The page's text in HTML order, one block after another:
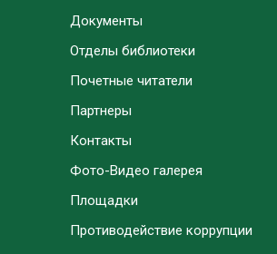
Документы
Отделы библиотеки
Почетные читатели
Партнеры
Контакты
Фото-Видео галерея
Площадки
Противодействие коррупции